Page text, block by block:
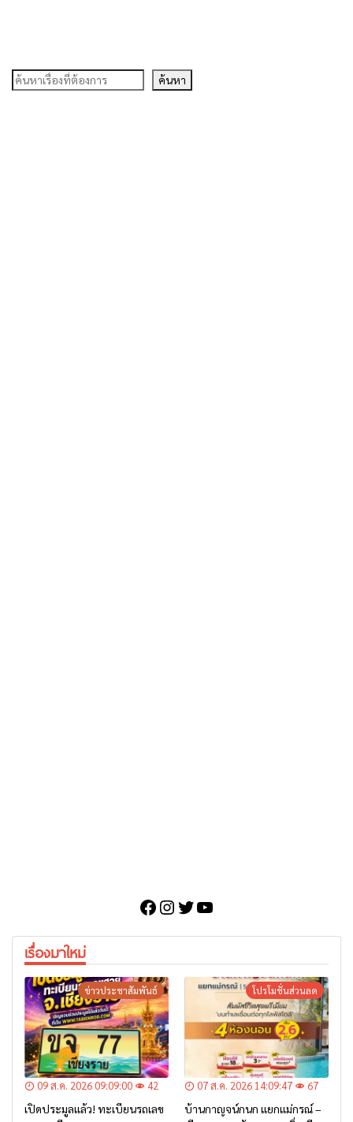
ค้นหา ค้นหา
Facebook
Instagram
Twitter
YouTube
เรื่องมาใหม่
ข่าวประชาสัมพันธ์
09 ส.ค. 2026 09:09:00 42
เปิดประมูลแล้ว! ทะเบียนรถเลข
โปรโมชั่นส่วนลด
07 ส.ค. 2026 14:09:47 67
บ้านกาญจน์กนก แยกแม่กรณ์ –